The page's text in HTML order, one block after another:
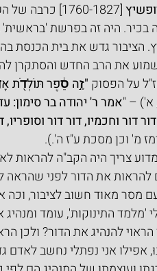
[1760-1827]
היה זה בפרשת 'בראשית'
גדש את בית הכנסת
את הרב החדש והסתקרן
על הפסוק "זֶ֣ה סֵ֔פֶר תּוֹלְדֹ֖ת
א') – "אמר ר' יהודה בר סימון:
וחכמיו, דור דור וסופריו,
מ' וכן מסכת ע"ז ה'.).
צריך היה הקב"ה להראות
את הדור לפני שהראה
מסר מאוד חשוב לציבור, וכה
התינוקות', עומד ומנהיג
להנהיג את הדור? ולכן
אני נפתלי נחשב לאדם